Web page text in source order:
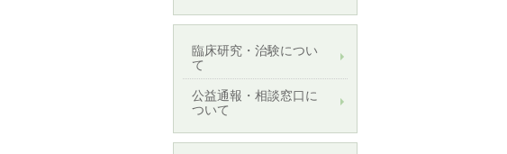
臨床研究・治験につい
て
公益通報・相談窓口に
ついて